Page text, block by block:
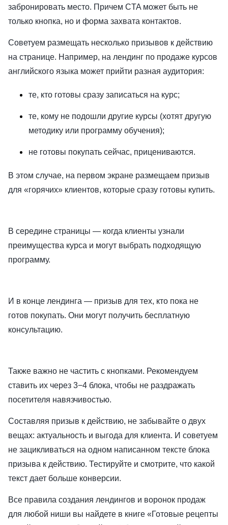
забронировать место. Причем CTA может быть не
только кнопка, но и форма захвата контактов.
Советуем размещать несколько призывов к действию
на странице. Например, на лендинг по продаже курсов
английского языка может прийти разная аудитория:
те, кто готовы сразу записаться на курс;
те, кому не подошли другие курсы (хотят другую
методику или программу обучения);
не готовы покупать сейчас, прицениваются.
В этом случае, на первом экране размещаем призыв
для «горячих» клиентов, которые сразу готовы купить.
В середине страницы — когда клиенты узнали
преимущества курса и могут выбрать подходящую
программу.
И в конце лендинга — призыв для тех, кто пока не
готов покупать. Они могут получить бесплатную
консультацию.
Также важно не частить с кнопками. Рекомендуем
ставить их через 3−4 блока, чтобы не раздражать
посетителя навязчивостью.
Составляя призыв к действию, не забывайте о двух
вещах: актуальность и выгода для клиента. И советуем
не зацикливаться на одном написанном тексте блока
призыва к действию. Тестируйте и смотрите, что какой
текст дает больше конверсии.
Все правила создания лендингов и воронок продаж
для любой ниши вы найдете в книге «Готовые рецепты